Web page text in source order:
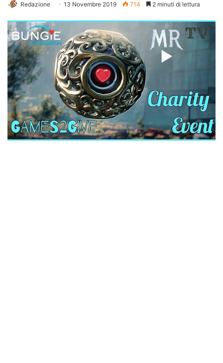
Redazione 13 Novembre 2019 714 2 minuti di lettura